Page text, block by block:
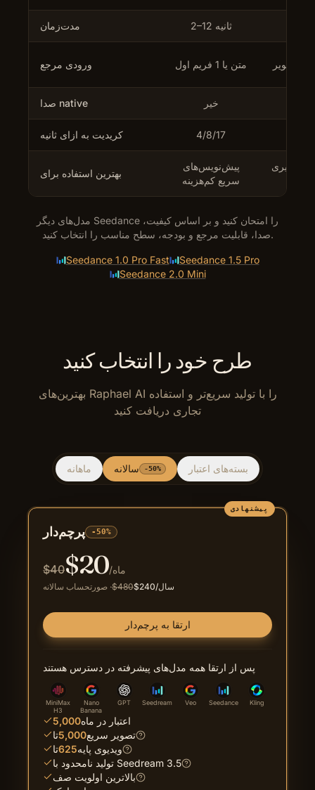
مدت‌زمان 2–12 ثانیه
ورودی مرجع متن یا 1 فریم اول
صدا native خیر
کریدیت به ازای ثانیه 4/8/17
بهترین استفاده برای
پیش‌نویس‌های
سریع کم‌هزینه
تصویری
مدل‌های دیگر Seedance را امتحان کنید و بر اساس کیفیت،
صدا، قابلیت مرجع و بودجه، سطح مناسب را انتخاب کنید.
Seedance 1.0 Pro Fast
Seedance 1.5 Pro
Seedance 2.0 Mini
طرح خود را انتخاب کنید
بهترین‌های Raphael AI را با تولید سریع‌تر و استفاده
تجاری دریافت کنید
ماهانه سالانه -50% بسته‌های اعتبار
پیشنهادی
پرچم‌دار -50%
$40$20 /ماه
صورتحساب سالانه ·$480$240 /سال
ارتقا به پرچم‌دار
پس از ارتقا همه مدل‌های پیشرفته در دسترس هستند
MiniMax
H3
Nano
Banana
GPT Seedream Veo Seedance Kling
5,000اعتبار در ماه
تا5,000تصویر سریع
تا625ویدیوی پایه
تولید نامحدود با Seedream 3.5
بالاترین اولویت صف